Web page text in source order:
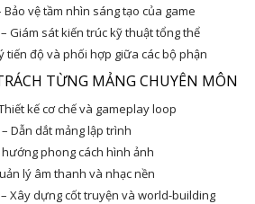
Bảo vệ tầm nhìn sáng tạo của game
Giám sát kiến trúc kỹ thuật tổng thể
tiến độ và phối hợp giữa các bộ phận
TỪNG MẢNG CHUYÊN MÔN
kế cơ chế và gameplay loop
– Dẫn dắt mảng lập trình
phong cách hình ảnh
lý âm thanh và nhạc nền
Xây dựng cốt truyện và world-building